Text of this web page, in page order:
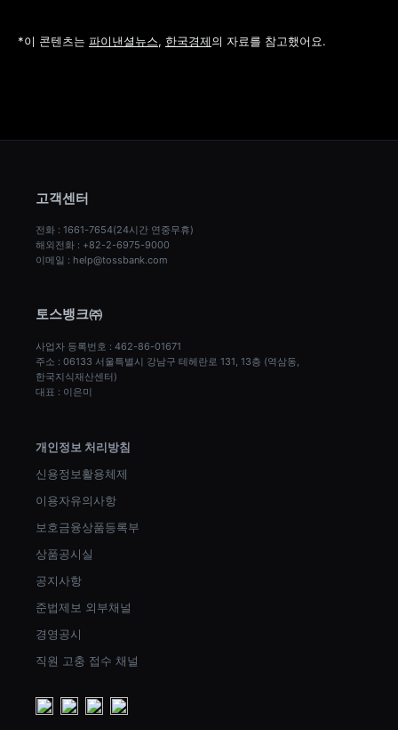
*이 콘텐츠는 파이낸셜뉴스, 한국경제의 자료를 참고했어요.
고객센터
전화 : 1661-7654(24시간 연중무휴)
해외전화 : +82-2-6975-9000
이메일 : help@tossbank.com
토스뱅크㈜
사업자 등록번호 : 462-86-01671
주소 : 06133 서울특별시 강남구 테헤란로 131, 13층 (역삼동,
한국지식재산센터)
대표 : 이은미
개인정보 처리방침
신용정보활용체제
이용자유의사항
보호금융상품등록부
상품공시실
공지사항
준법제보 외부채널
경영공시
직원 고충 접수 채널